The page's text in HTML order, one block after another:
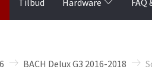
BACH Delux G3 2016-2018